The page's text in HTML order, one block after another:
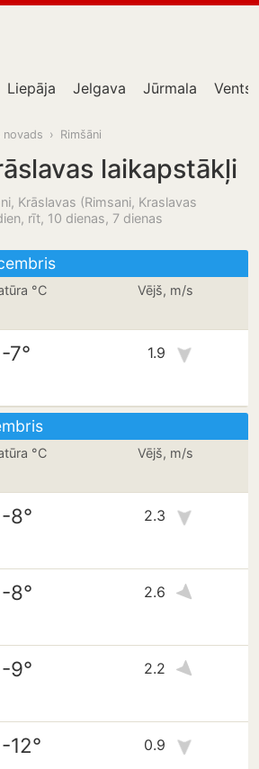
Liepāja Jelgava Jūrmala
novads › Rimšāni
laikapstākļi
Krāslavas (Rimsani, Kraslavas
rīt, 10 dienas, 7 dienas
°C
Vējš, m/s
-7° 1.9
°C
Vējš, m/s
-8° 2.3
-8° 2.6
-9° 2.2
-12° 0.9